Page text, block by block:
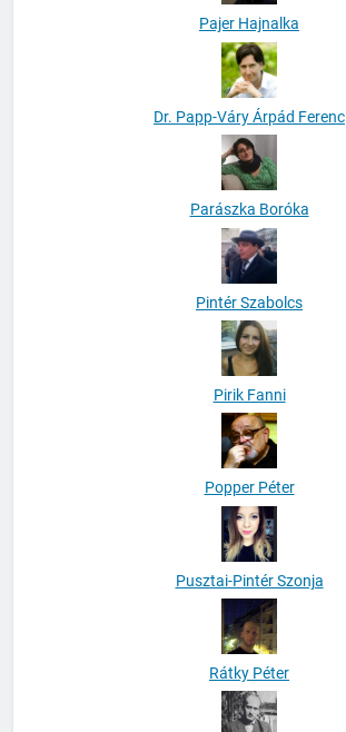
Pajer Hajnalka
Dr. Papp-Váry Árpád Ferenc
Parászka Boróka
Pintér Szabolcs
Pirik Fanni
Popper Péter
Pusztai-Pintér Szonja
Rátky Péter